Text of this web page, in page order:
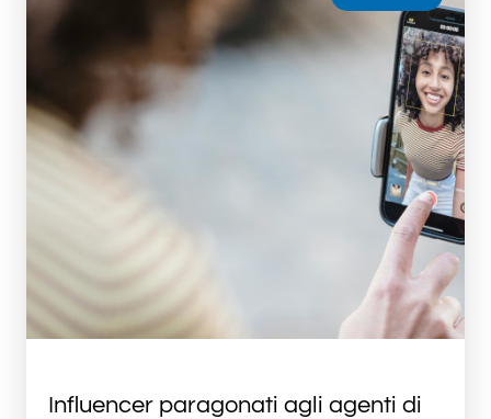
Influencer paragonati agli agenti di